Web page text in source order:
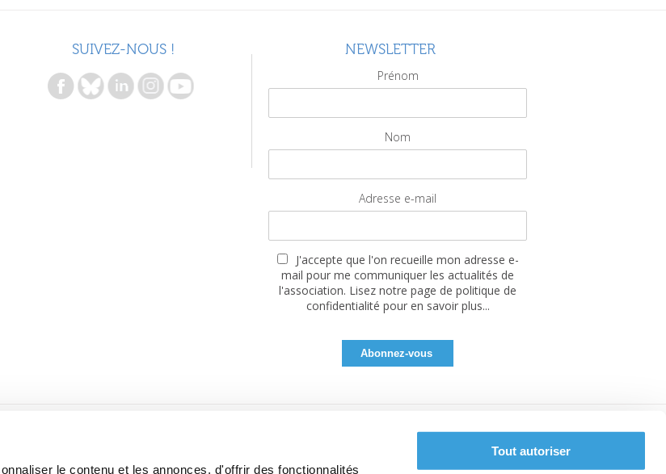
le contenu et les annonces, d'offrir des fonctionnalités
Tout autoriser
SUIVEZ-NOUS ! NEWSLETTER
Prénom
Nom
Adresse e-mail
J'accepte que l'on recueille mon adresse e-
mail pour me communiquer les actualités de
l'association. Lisez notre page de politique de
confidentialité pour en savoir plus...